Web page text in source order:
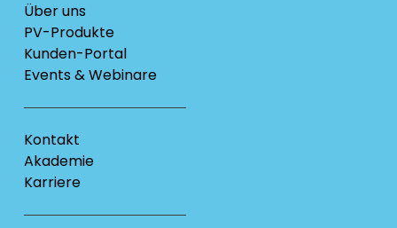
Über uns
PV-Produkte
Kunden-Portal
Events & Webinare
Kontakt
Akademie
Karriere